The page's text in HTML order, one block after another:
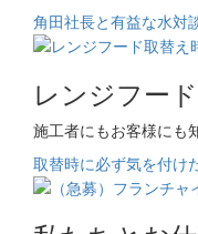
角田社長と有益な水対
レンジフー
施工者にもお客様にも
取替時に必ず気を付け